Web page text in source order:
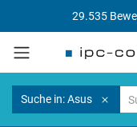
29.535
Suche in: Asus